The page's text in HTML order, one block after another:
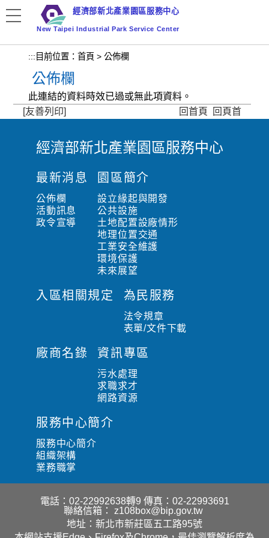
要
容
區
塊
經濟部新北產業園區服務中心
New Taipei Industrial Park Service Center
::: 目前位置： 首頁 > 公佈欄
公佈欄
此連結的資料時效已過或無此項資料。
[友善列印]
回首頁 回頁首
:
:
經濟部新北產業園區服務中心
最新消息
公佈欄
活動訊息
政令宣導
園區簡介
設立緣起與開發
公共設施
土地配置設廠情形
地理位置交通
工業安全維護
環境保護
未來展望
入區相關規定 為民服務
法令規章
表單/文件下載
廠商名錄 資訊專區
污水處理
求職求才
網路資源
服務中心簡介
服務中心簡介
組織架構
業務職掌
電話：02-22992638轉9 傳真：02-22993691
聯絡信箱：
z108box@bip.gov.tw
地址：新北市新莊區五工路95號